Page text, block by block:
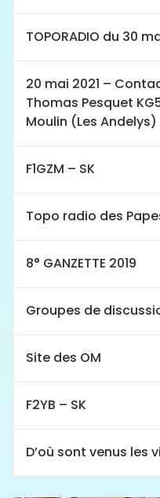
TOPORADIO du 30
20 mai 2021 –
Thomas Pesquet
Moulin (Les Andelys)
F1GZM – SK
Topo radio des
8° GANZETTE 2019
Groupes de
Site des OM
F2YB – SK
D’où sont venus les